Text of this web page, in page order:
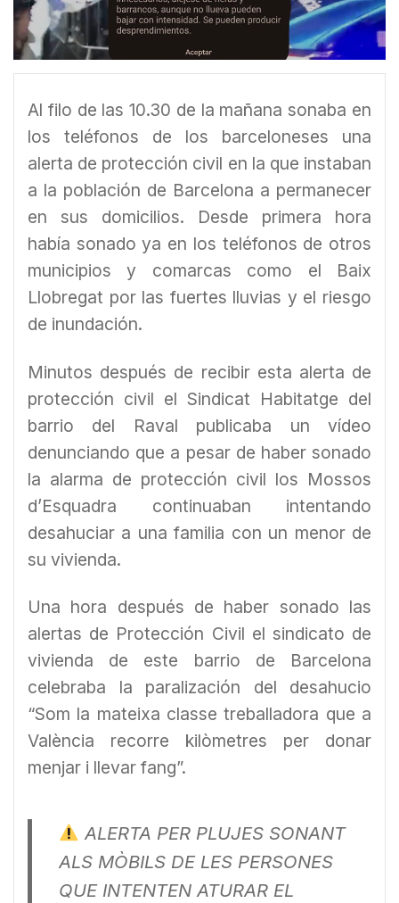
Al filo de las 10.30 de la mañana sonaba en
los teléfonos de los barceloneses una
alerta de protección civil en la que instaban
a la población de Barcelona a permanecer
en sus domicilios. Desde primera hora
había sonado ya en los teléfonos de otros
municipios y comarcas como el Baix
Llobregat por las fuertes lluvias y el riesgo
de inundación.
Minutos después de recibir esta alerta de
protección civil el Sindicat Habitatge del
barrio del Raval publicaba un vídeo
denunciando que a pesar de haber sonado
la alarma de protección civil los Mossos
d’Esquadra continuaban intentando
desahuciar a una familia con un menor de
su vivienda.
Una hora después de haber sonado las
alertas de Protección Civil el sindicato de
vivienda de este barrio de Barcelona
celebraba la paralización del desahucio
“Som la mateixa classe treballadora que a
València recorre kilòmetres per donar
menjar i llevar fang”.
ALERTA PER PLUJES SONANT
ALS MÒBILS DE LES PERSONES
QUE INTENTEN ATURAR EL